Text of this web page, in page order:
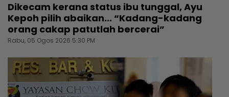
Dikecam kerana status ibu tunggal, Ayu
Kepoh pilih abaikan... “Kadang-kadang
orang cakap patutlah bercerai”
Rabu, 05 Ogos 2026 5:30 PM